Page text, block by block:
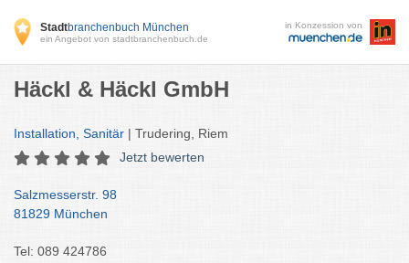
Stadtbranchenbuch München
ein Angebot von stadtbranchenbuch.de
in Konzession von
Häckl & Häckl GmbH
Installation, Sanitär | Trudering, Riem
Jetzt bewerten
Salzmesserstr. 98
81829 München
Tel: 089 424786